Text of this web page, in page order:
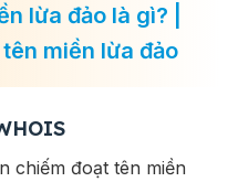
lừa đảo là gì? |
miền lừa đảo
chiếm đoạt tên miền